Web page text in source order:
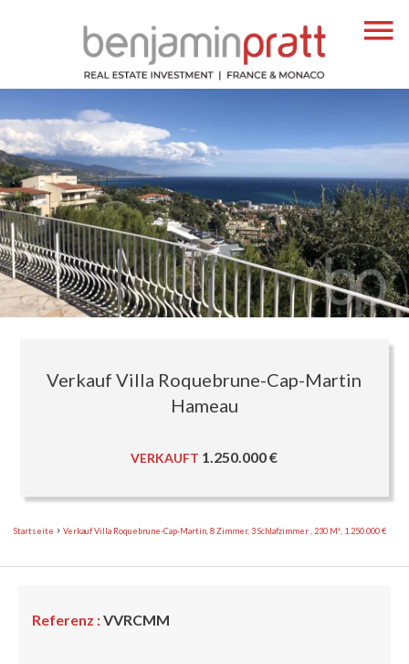
Verkauf Villa Roquebrune-Cap-Martin
Hameau
VERKAUFT 1.250.000 €
Startseite Verkauf Villa Roquebrune-Cap-Martin, 8 Zimmer, 3 Schlafzimmer , 230 M², 1.250.000 €
Referenz :VVRCMM